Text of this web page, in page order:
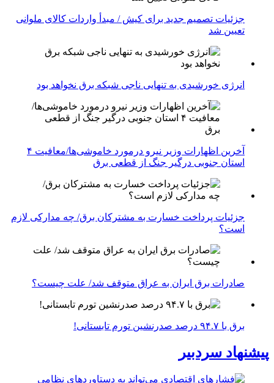
جزئیات تصمیم جدید برای کیش / مبدأ واردات کالای ملوانی
تعیین شد
انرژی خورشیدی به تنهایی ناجی شبکه برق نخواهد بود
آخرین اظهارات وزیر نیرو درمورد خاموشی‌ها/معافیت ۴
استان جنوبی درگیر جنگ از قطعی برق
جزئیات پرداخت خسارت به مشترکان برق/ چه مدارکی لازم
است؟
صادرات برق ایران به عراق متوقف شد/ علت چیست؟
برق با ۹۴.۷ درصد صدرنشین تورم تابستانی!
پیشنهاد سردبیر